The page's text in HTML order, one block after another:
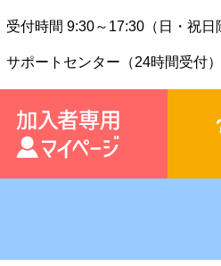
受付時間 9:30～17:30（日・祝日
サポートセンター（24時間受付）